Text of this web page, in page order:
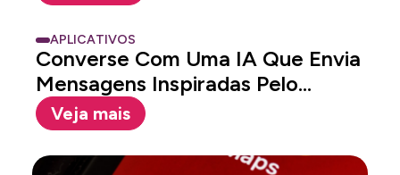
APLICATIVOS
Converse Com Uma IA Que Envia
Mensagens Inspiradas Pelo
Universo...
Veja mais